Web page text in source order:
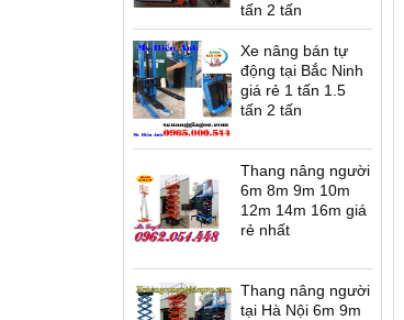
tấn 2 tấn
Xe nâng bán tự
động tại Bắc Ninh
giá rẻ 1 tấn 1.5
tấn 2 tấn
Thang nâng người
6m 8m 9m 10m
12m 14m 16m giá
rẻ nhất
Thang nâng người
tại Hà Nội 6m 9m